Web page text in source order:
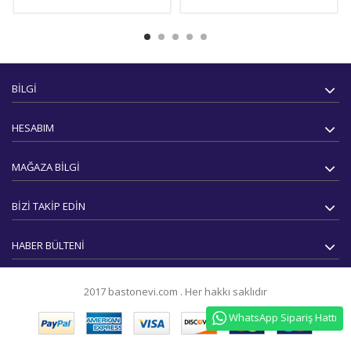
WhatsApp Sipariş Hattı
BILGI
HESABIM
MAĞAZA BILGI
BIZI TAKIP EDIN
HABER BÜLTENI
2017 bastonevi.com . Her hakkı saklıdır